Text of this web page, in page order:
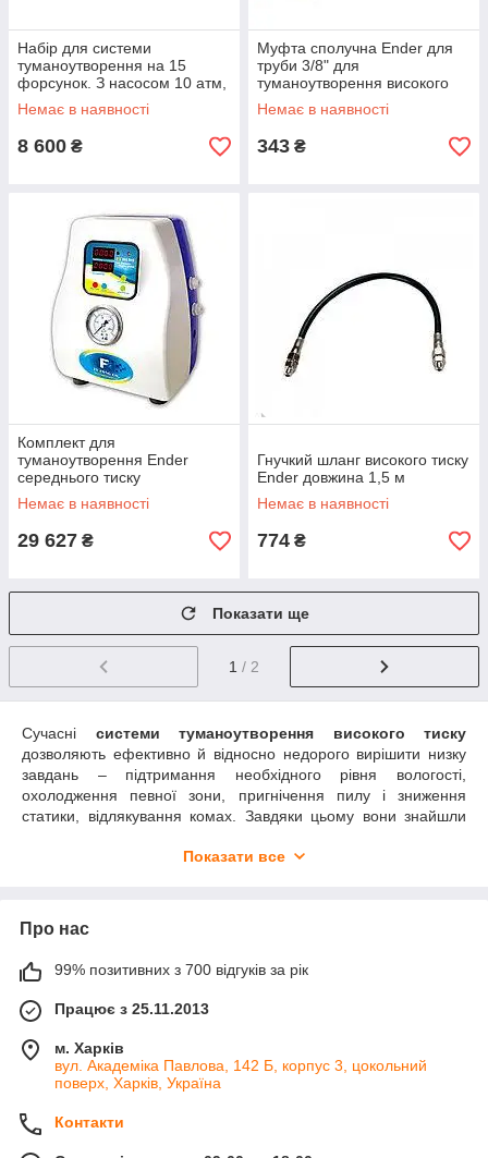
Набір для системи
туманоутворення на 15
форсунок. З насосом 10 атм,
фільтром і баком, який
самонаповнюється
Немає в наявності
8 600 ₴
Муфта сполучна Ender для
труби 3/8" для
туманоутворення високого
тиску
Немає в наявності
343 ₴
Комплект для
туманоутворення Ender
середнього тиску
Немає в наявності
29 627 ₴
Гнучкий шланг високого тиску
Ender довжина 1,5 м
Немає в наявності
774 ₴
Показати ще
1 / 2
Сучасні системи туманоутворення високого тиску
дозволяють ефективно й відносно недорого вирішити низку
завдань – підтримання необхідного рівня вологості,
охолодження певної зони, пригнічення пилу і зниження
статики, відлякування комах. Завдяки цьому вони знайшли
та охолодження дрібною краплею, що в результаті не
Компанія
Ender, а також невеликі туманоутворюючі вентилятори,
комплектуючі, наприклад, форсунки, з'єднувачі, муфти,
систему під необхідні параметри. Але також пропонуємо
готові набори обладнання, що спрощує це завдання. За
необхідності менеджери компанії допоможуть підібрати
обладнання та компоненти до нього, нададуть відповіді на всі
питання.
Показати все
Про нас
99% позитивних з 700 відгуків за рік
Працює з 25.11.2013
м. Харків
вул. Академіка Павлова, 142 Б, корпус 3, цокольний
поверх, Харків, Україна
Контакти